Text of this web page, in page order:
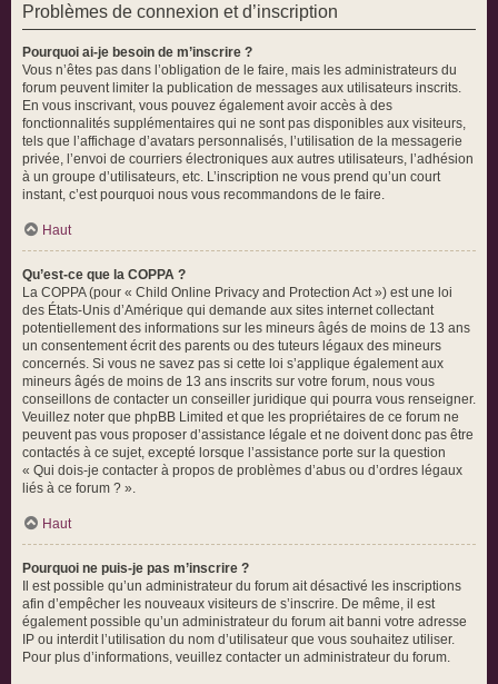
Problèmes de connexion et d’inscription
Pourquoi ai-je besoin de m’inscrire ?
Vous n’êtes pas dans l’obligation de le faire, mais les administrateurs du
forum peuvent limiter la publication de messages aux utilisateurs inscrits.
En vous inscrivant, vous pouvez également avoir accès à des
fonctionnalités supplémentaires qui ne sont pas disponibles aux visiteurs,
tels que l’affichage d’avatars personnalisés, l’utilisation de la messagerie
privée, l’envoi de courriers électroniques aux autres utilisateurs, l’adhésion
à un groupe d’utilisateurs, etc. L’inscription ne vous prend qu’un court
instant, c’est pourquoi nous vous recommandons de le faire.
Haut
Qu’est-ce que la COPPA ?
La COPPA (pour « Child Online Privacy and Protection Act ») est une loi
des États-Unis d’Amérique qui demande aux sites internet collectant
potentiellement des informations sur les mineurs âgés de moins de 13 ans
un consentement écrit des parents ou des tuteurs légaux des mineurs
concernés. Si vous ne savez pas si cette loi s’applique également aux
mineurs âgés de moins de 13 ans inscrits sur votre forum, nous vous
conseillons de contacter un conseiller juridique qui pourra vous renseigner.
Veuillez noter que phpBB Limited et que les propriétaires de ce forum ne
peuvent pas vous proposer d’assistance légale et ne doivent donc pas être
contactés à ce sujet, excepté lorsque l’assistance porte sur la question
« Qui dois-je contacter à propos de problèmes d’abus ou d’ordres légaux
liés à ce forum ? ».
Haut
Pourquoi ne puis-je pas m’inscrire ?
Il est possible qu’un administrateur du forum ait désactivé les inscriptions
afin d’empêcher les nouveaux visiteurs de s’inscrire. De même, il est
également possible qu’un administrateur du forum ait banni votre adresse
IP ou interdit l’utilisation du nom d’utilisateur que vous souhaitez utiliser.
Pour plus d’informations, veuillez contacter un administrateur du forum.